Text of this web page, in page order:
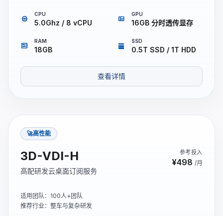
memory CPU
5.0Ghz / 8 vCPU view_quilt GPU
16GB 分时透传显存
developer_board RAM
18GB storage SSD
0.5T SSD / 1T HDD
查看详情
🚀高性能
3D-VDI-H
高配研发云桌面订阅服务
参考投入
¥498 /月
适用团队：100人+团队
推荐行业：整车与复杂研发